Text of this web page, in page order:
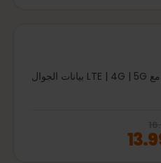
eSIM مدفوعة مسبقًا إندونيسيا مع LTE | 4G | 5G بيانات الجوال
€ 13.99